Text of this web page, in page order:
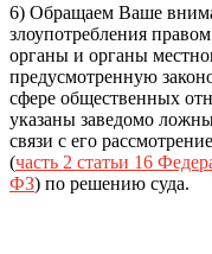
6) Обращаем Ваше
злоупотребления
органы и органы
предусмотренную
сфере общественных
указаны заведомо
связи с его
(часть 2 статьи 16
ФЗ) по решению суда.